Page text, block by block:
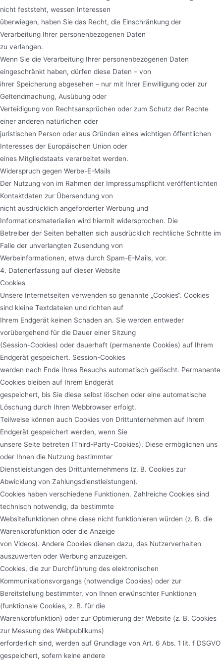
nicht feststeht, wessen Interessen
überwiegen, haben Sie das Recht, die Einschränkung der
Verarbeitung Ihrer personenbezogenen Daten
zu verlangen.
Wenn Sie die Verarbeitung Ihrer personenbezogenen Daten
eingeschränkt haben, dürfen diese Daten – von
ihrer Speicherung abgesehen – nur mit Ihrer Einwilligung oder zur
Geltendmachung, Ausübung oder
Verteidigung von Rechtsansprüchen oder zum Schutz der Rechte
einer anderen natürlichen oder
juristischen Person oder aus Gründen eines wichtigen öffentlichen
Interesses der Europäischen Union oder
eines Mitgliedstaats verarbeitet werden.
Widerspruch gegen Werbe-E-Mails
Der Nutzung von im Rahmen der Impressumspflicht veröffentlichten
Kontaktdaten zur Übersendung von
nicht ausdrücklich angeforderter Werbung und
Informationsmaterialien wird hiermit widersprochen. Die
Betreiber der Seiten behalten sich ausdrücklich rechtliche Schritte im
Falle der unverlangten Zusendung von
Werbeinformationen, etwa durch Spam-E-Mails, vor.
4. Datenerfassung auf dieser Website
Cookies
Unsere Internetseiten verwenden so genannte „Cookies“. Cookies
sind kleine Textdateien und richten auf
Ihrem Endgerät keinen Schaden an. Sie werden entweder
vorübergehend für die Dauer einer Sitzung
(Session-Cookies) oder dauerhaft (permanente Cookies) auf Ihrem
Endgerät gespeichert. Session-Cookies
werden nach Ende Ihres Besuchs automatisch gelöscht. Permanente
Cookies bleiben auf Ihrem Endgerät
gespeichert, bis Sie diese selbst löschen oder eine automatische
Löschung durch Ihren Webbrowser erfolgt.
Teilweise können auch Cookies von Drittunternehmen auf Ihrem
Endgerät gespeichert werden, wenn Sie
unsere Seite betreten (Third-Party-Cookies). Diese ermöglichen uns
oder Ihnen die Nutzung bestimmter
Dienstleistungen des Drittunternehmens (z. B. Cookies zur
Abwicklung von Zahlungsdienstleistungen).
Cookies haben verschiedene Funktionen. Zahlreiche Cookies sind
technisch notwendig, da bestimmte
Websitefunktionen ohne diese nicht funktionieren würden (z. B. die
Warenkorbfunktion oder die Anzeige
von Videos). Andere Cookies dienen dazu, das Nutzerverhalten
auszuwerten oder Werbung anzuzeigen.
Cookies, die zur Durchführung des elektronischen
Kommunikationsvorgangs (notwendige Cookies) oder zur
Bereitstellung bestimmter, von Ihnen erwünschter Funktionen
(funktionale Cookies, z. B. für die
Warenkorbfunktion) oder zur Optimierung der Website (z. B. Cookies
zur Messung des Webpublikums)
erforderlich sind, werden auf Grundlage von Art. 6 Abs. 1 lit. f DSGVO
gespeichert, sofern keine andere